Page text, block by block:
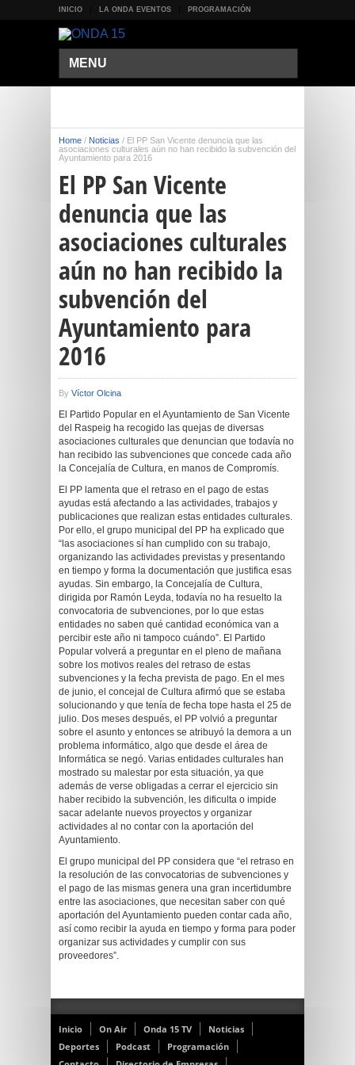
INICIO LA ONDA EVENTOS PROGRAMACIÓN
MENU
Home / Noticias / El PP San Vicente denuncia que las
asociaciones culturales aún no han recibido la subvención del
Ayuntamiento para 2016
El PP San Vicente
denuncia que las
asociaciones culturales
aún no han recibido la
subvención del
Ayuntamiento para
2016
By Víctor Olcina
El Partido Popular en el Ayuntamiento de San Vicente
del Raspeig ha recogido las quejas de diversas
asociaciones culturales que denuncian que todavía no
han recibido las subvenciones que concede cada año
la Concejalía de Cultura, en manos de Compromís.
El PP lamenta que el retraso en el pago de estas
ayudas está afectando a las actividades, trabajos y
publicaciones que realizan estas entidades culturales.
Por ello, el grupo municipal del PP ha explicado que
“las asociaciones sí han cumplido con su trabajo,
organizando las actividades previstas y presentando
en tiempo y forma la documentación que justifica esas
ayudas. Sin embargo, la Concejalía de Cultura,
dirigida por Ramón Leyda, todavía no ha resuelto la
convocatoria de subvenciones, por lo que estas
entidades no saben qué cantidad económica van a
percibir este año ni tampoco cuándo”. El Partido
Popular volverá a preguntar en el pleno de mañana
sobre los motivos reales del retraso de estas
subvenciones y la fecha prevista de pago. En el mes
de junio, el concejal de Cultura afirmó que se estaba
solucionando y que tenía de fecha tope hasta el 25 de
julio. Dos meses después, el PP volvió a preguntar
sobre el asunto y entonces se atribuyó la demora a un
problema informático, algo que desde el área de
Informática se negó. Varias entidades culturales han
mostrado su malestar por esta situación, ya que
además de verse obligadas a cerrar el ejercicio sin
haber recibido la subvención, les dificulta o impide
sacar adelante nuevos proyectos y organizar
actividades al no contar con la aportación del
Ayuntamiento.
El grupo municipal del PP considera que “el retraso en
la resolución de las convocatorias de subvenciones y
el pago de las mismas genera una gran incertidumbre
entre las asociaciones, que necesitan saber con qué
aportación del Ayuntamiento pueden contar cada año,
así como recibir la ayuda en tiempo y forma para poder
organizar sus actividades y cumplir con sus
proveedores”.
Inicio On Air Onda 15 TV
Noticias
Deportes
Podcast
Programación